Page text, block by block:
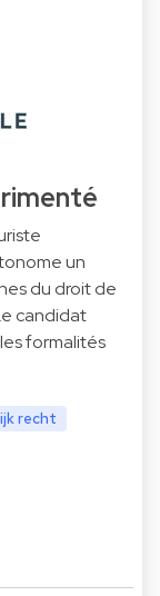
un
du droit de
candidat
formalités
recht